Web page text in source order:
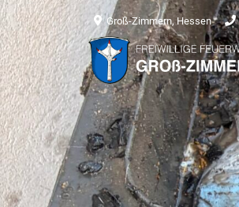
Groß-Zimmern, Hessen